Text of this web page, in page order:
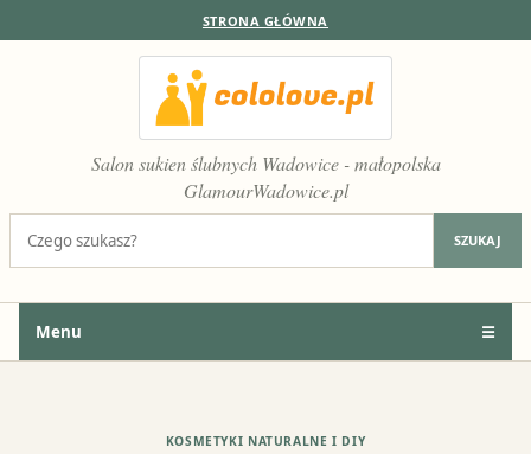
STRONA GŁÓWNA
Salon sukien ślubnych Wadowice - małopolska
GlamourWadowice.pl
SZUKAJ
Menu ☰
KOSMETYKI NATURALNE I DIY